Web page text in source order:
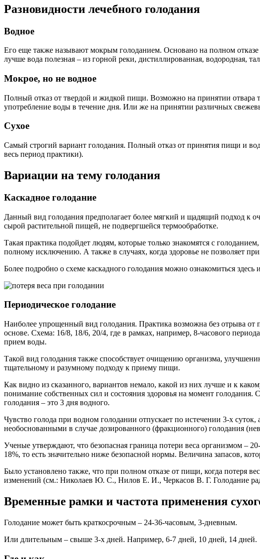
Разновидности лечебного голодания
Водное
Его еще также называют мокрым голоданием. Основано на полном
лучше вода полезная – из горной реки, дистиллированная, водородная,
Мокрое, но не водное
Полный отказ от твердой и жидкой пищи. Возможно на принятии отвара
употребление воды в течение дня. Или же на принятии различных
Сухое
Самый строгий вариант голодания. Полный отказ от принятия пищи и
весь период практики).
Вариации на тему голодания
Каскадное голодание
Данный вид голодания предполагает более мягкий и щадящий подход к
сырой растительной пищей, не подвергшейся термообработке.
Такая практика подойдет людям, которые только знакомятся с
полному исключению. А также в случаях, когда здоровье не позволяет
Более подробно о схеме каскадного голодания можно ознакомиться здесь и
Периодическое голодание
Наиболее упрощенный вид голодания. Практика возможна без отрыва
основе. Схема: 16/8, 18/6, 20/4, где в рамках, например, 8-часового
прием воды.
Такой вид голодания также способствует очищению организма,
тщательному и разумному подходу к приему пищи.
Как видно из сказанного, вариантов немало, какой из них лучше и к
понимание собственных сил и состояния здоровья на момент голодания.
голодания – это 3 дня водного.
Чувство голода при водном голодании отпускает по истечении 3-х
необоснованными в случае дозированного (фракционного) голодания
Ученые утверждают, что безопасная граница потери веса организмом –
18%, то есть значительно ниже безопасной нормы. Величина запасов,
Было установлено также, что при полном отказе от пищи, когда потеря
изменений (см.: Николаев Ю. С., Нилов Е. И., Черкасов В. Г. Голодание
Временные рамки и частота применения
Голодание может быть краткосрочным – 24-36-часовым, 3-дневным.
Или длительным – свыше 3-х дней. Например, 6-7 дней, 10 дней, 14 дней.